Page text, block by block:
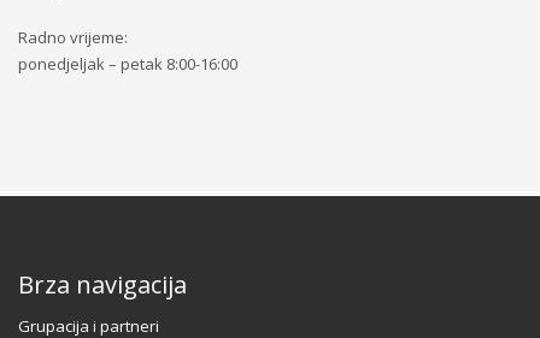
Radno vrijeme:
ponedjeljak – petak 8:00-16:00
Brza navigacija
Grupacija i partneri